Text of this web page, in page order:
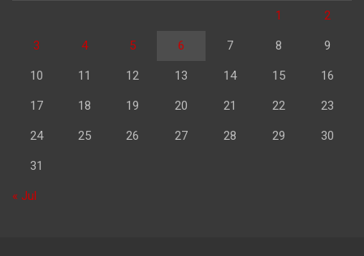
1 2
3 4 5 6 7 8 9
10 11 12 13 14 15 16
17 18 19 20 21 22 23
24 25 26 27 28 29 30
31
« Jul